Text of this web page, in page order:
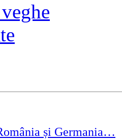
și Germania…